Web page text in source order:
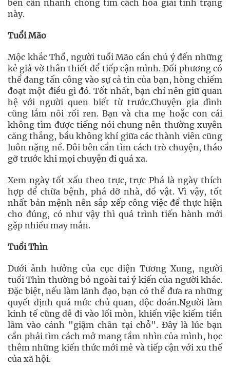
bên cần nhanh chóng tìm cách hóa giải tình trạng
này.
Tuổi Mão
Mộc khắc Thổ, người tuổi Mão cần chú ý đến những
kẻ giả vờ thân thiết để tiếp cận mình. Đối phương có
thể đang tấn công vào sự cả tin của bạn, hòng chiếm
đoạt một điều gì đó. Tốt nhất, bạn chỉ nên giữ quan
hệ với người quen biết từ trước.Chuyện gia đình
cũng lắm nỗi rối ren. Bạn và cha mẹ hoặc con cái
không tìm được tiếng nói chung nên thường xuyên
căng thẳng, bầu không khí giữa các thành viên cũng
luôn nặng nề. Đôi bên cần tìm cách trò chuyện, tháo
gỡ trước khi mọi chuyện đi quá xa.
Xem ngày tốt xấu theo trực, trực Phá là ngày thích
hợp để chữa bệnh, phá dỡ nhà, đồ vật. Vì vậy, tốt
nhất bản mệnh nên sắp xếp công việc để thực hiện
cho đúng, có như vậy thì quá trình tiến hành mới
gặp nhiều may mắn.
Tuổi Thìn
Dưới ảnh hưởng của cục diện Tương Xung, người
tuổi Thìn thường bỏ ngoài tai ý kiến của người khác.
Đặc biệt, nếu làm lãnh đạo, bạn có thể đưa ra những
quyết định quá mức chủ quan, độc đoán.Người làm
kinh tế cũng dễ đi vào lối mòn, khiến việc kiếm tiền
lâm vào cảnh "giậm chân tại chỗ". Đây là lúc bạn
cần phải tìm cách mở mang tầm nhìn của mình, học
thêm những kiến thức mới mẻ và tiếp cận với xu thế
của xã hội.